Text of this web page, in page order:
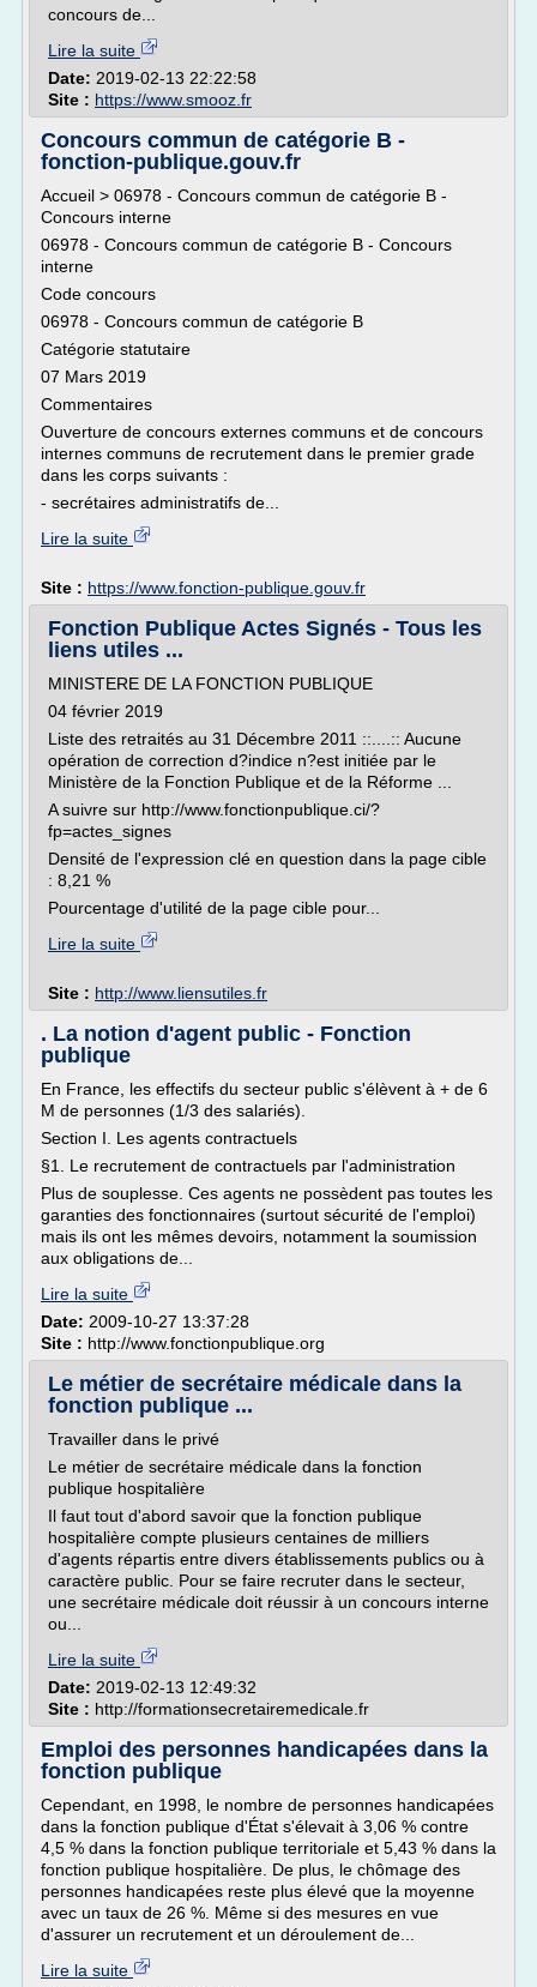
concours de...
Lire la suite
Date: 2019-02-13 22:22:58
Site : https://www.smooz.fr
Concours commun de catégorie B -
fonction-publique.gouv.fr
Accueil > 06978 - Concours commun de catégorie B -
Concours interne
06978 - Concours commun de catégorie B - Concours
interne
Code concours
06978 - Concours commun de catégorie B
Catégorie statutaire
07 Mars 2019
Commentaires
Ouverture de concours externes communs et de concours
internes communs de recrutement dans le premier grade
dans les corps suivants :
- secrétaires administratifs de...
Lire la suite
Site : https://www.fonction-publique.gouv.fr
Fonction Publique Actes Signés - Tous les
liens utiles ...
MINISTERE DE LA FONCTION PUBLIQUE
04 février 2019
Liste des retraités au 31 Décembre 2011 ::....:: Aucune
opération de correction d?indice n?est initiée par le
Ministère de la Fonction Publique et de la Réforme ...
A suivre sur http://www.fonctionpublique.ci/?
fp=actes_signes
Densité de l'expression clé en question dans la page cible
: 8,21 %
Pourcentage d'utilité de la page cible pour...
Lire la suite
Site : http://www.liensutiles.fr
. La notion d'agent public - Fonction
publique
En France, les effectifs du secteur public s'élèvent à + de 6
M de personnes (1/3 des salariés).
Section I. Les agents contractuels
§1. Le recrutement de contractuels par l'administration
Plus de souplesse. Ces agents ne possèdent pas toutes les
garanties des fonctionnaires (surtout sécurité de l'emploi)
mais ils ont les mêmes devoirs, notamment la soumission
aux obligations de...
Lire la suite
Date: 2009-10-27 13:37:28
Site : http://www.fonctionpublique.org
Le métier de secrétaire médicale dans la
fonction publique ...
Travailler dans le privé
Le métier de secrétaire médicale dans la fonction
publique hospitalière
Il faut tout d'abord savoir que la fonction publique
hospitalière compte plusieurs centaines de milliers
d'agents répartis entre divers établissements publics ou à
caractère public. Pour se faire recruter dans le secteur,
une secrétaire médicale doit réussir à un concours interne
ou...
Lire la suite
Date: 2019-02-13 12:49:32
Site : http://formationsecretairemedicale.fr
Emploi des personnes handicapées dans la
fonction publique
Cependant, en 1998, le nombre de personnes handicapées
dans la fonction publique d'État s'élevait à 3,06 % contre
4,5 % dans la fonction publique territoriale et 5,43 % dans la
fonction publique hospitalière. De plus, le chômage des
personnes handicapées reste plus élevé que la moyenne
avec un taux de 26 %. Même si des mesures en vue
d'assurer un recrutement et un déroulement de...
Lire la suite